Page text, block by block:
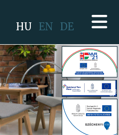
HU EN DE